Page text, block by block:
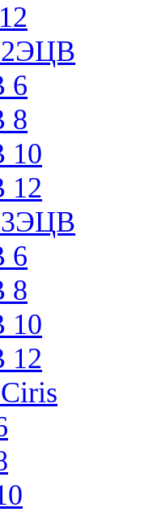
2ЭЦВ
6
8
10
12
3ЭЦВ
6
8
10
12